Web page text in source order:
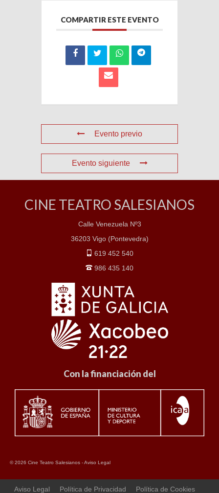
COMPARTIR ESTE EVENTO
Evento previo
Evento siguiente
CINE TEATRO SALESIANOS
Calle Venezuela Nº3
36203 Vigo (Pontevedra)
619 452 540
986 435 140
Con la financiación del
© 2026 Cine Teatro Salesianos -Aviso Legal
Aviso Legal Política de Privacidad Política de Cookies